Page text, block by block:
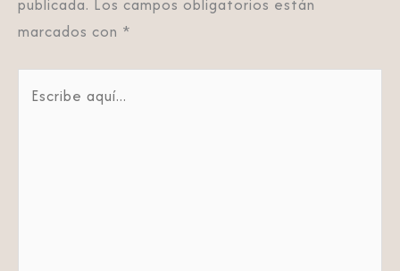
publicada. Los campos obligatorios están
marcados con *
aquí...